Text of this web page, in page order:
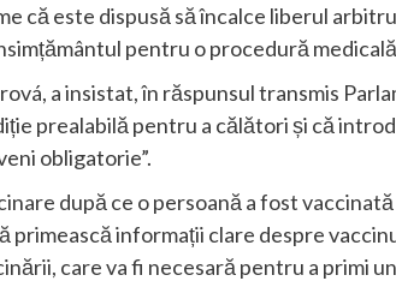
că este dispusă să încalce liberul
pentru o procedură
a insistat, în răspunsul transmis
prealabilă pentru a călători și că
obligatorie”.
după ce o persoană a fost
informații clare despre
care va fi necesară pentru a primi